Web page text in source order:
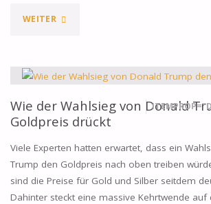
WEITER"ISLAMISCHE
SETZT
SICH
REGELN
GOLDHANDEL"
Wie der Wahlsieg von Donald
Goldpreis drückt
Viele Experten hatten erwartet, dass ein
Trump den Goldpreis nach oben treiben
sind die Preise für Gold und Silber seitdem
Dahinter steckt eine massive Kehrtwende auf